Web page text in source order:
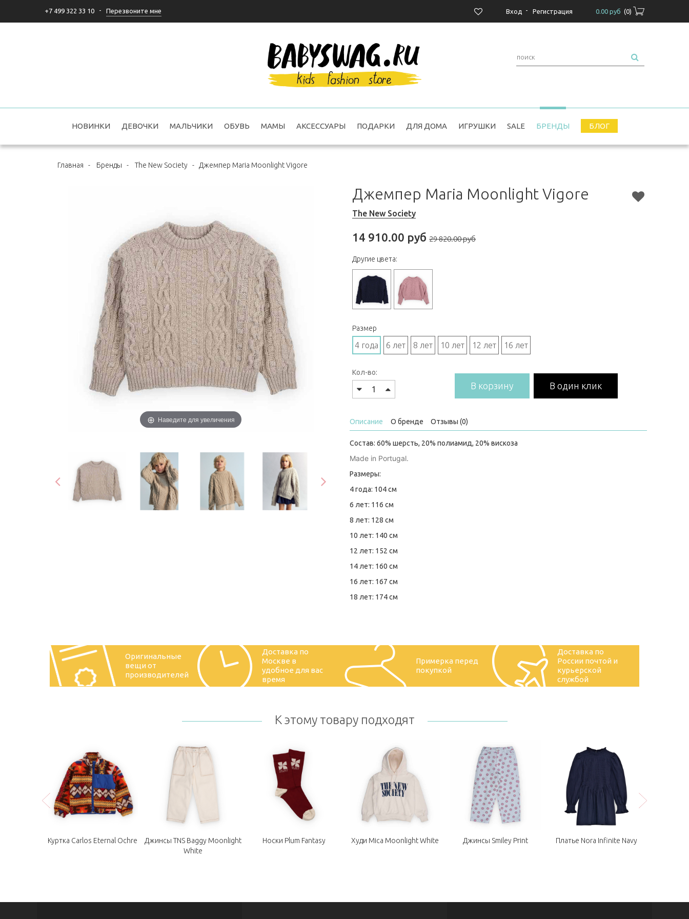
+7 499 322 33 10 - Перезвоните мне 0.00 руб (0)
Вход - Регистрация
НОВИНКИ ДЕВОЧКИ МАЛЬЧИКИ ОБУВЬ МАМЫ АКСЕССУАРЫ ПОДАРКИ ДЛЯ ДОМА ИГРУШКИ SALE БРЕНДЫ БЛОГ
Главная - Бренды - The New Society - Джемпер Maria Moonlight Vigore
Наведите для увеличения
Джемпер Maria Moonlight Vigore
The New Society
14 910.00 руб 29 820.00 руб
Другие цвета:
Размер
4 года 6 лет 8 лет 10 лет 12 лет 16 лет
Кол-во:
В корзину В один клик
Описание О бренде Отзывы (0)
Состав: 60% шерсть, 20% полиамид, 20% вискоза
Made in Portugal.
Размеры:
4 года: 104 см
6 лет: 116 см
8 лет: 128 см
10 лет: 140 см
12 лет: 152 см
14 лет: 160 см
16 лет: 167 см
18 лет: 174 см
Оригинальные
вещи от
производителей
Доставка по
Москве в
удобное для вас
время
Примерка перед
покупкой
Доставка по
России почтой и
курьерской
службой
К этому товару подходят
Куртка Carlos Eternal Ochre
Джинсы TNS Baggy Moonlight
White
Носки Plum Fantasy Худи Mica Moonlight White Джинсы Smiley Print Платье Nora Infinite Navy